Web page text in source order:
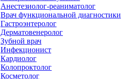
Анестезиолог-реаниматолог
Врач функциональной диагностики
Гастроэнтеролог
Дерматовенеролог
Зубной врач
Инфекционист
Кардиолог
Колопроктолог
Косметолог